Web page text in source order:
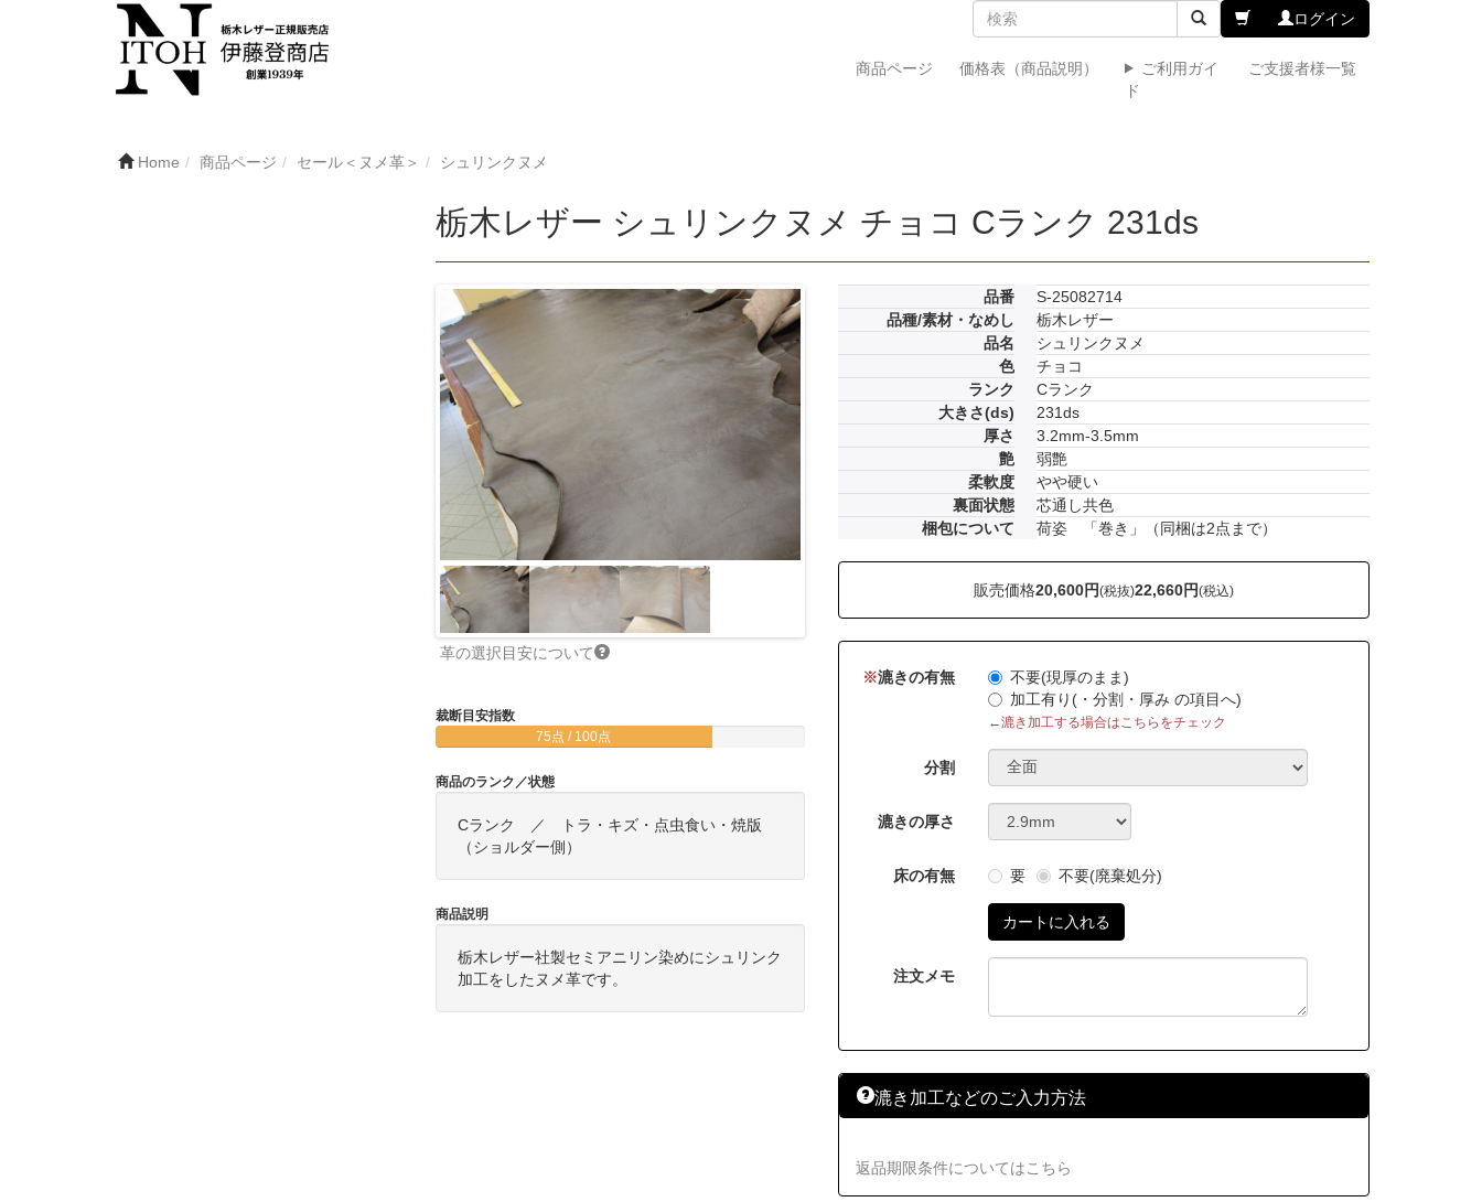
ログイン
商品ページ 価格表（商品説明）
ご利用ガイ
ド
ご支援者様一覧
Home 商品ページ セール＜ヌメ革＞ シュリンクヌメ
栃木レザー シュリンクヌメ チョコ Cランク 231ds
革の選択目安について
裁断目安指数
75点 / 100点
商品のランク／状態
Cランク ／ トラ・キズ・点虫食い・焼版
（ショルダー側）
商品説明
栃木レザー社製セミアニリン染めにシュリンク
加工をしたヌメ革です。
品番
S-25082714
品種/素材・なめし
栃木レザー
品名
シュリンクヌメ
色
チョコ
ランク
Cランク
大きさ(ds)
231ds
厚さ
3.2mm-3.5mm
艶
弱艶
柔軟度
やや硬い
裏面状態
芯通し共色
梱包について
荷姿 「巻き」（同梱は2点まで）
販売価格20,600円(税抜)22,660円(税込)
※漉きの有無
不要(現厚のまま)
加工有り(・分割・厚み の項目へ)
←漉き加工する場合はこちらをチェック
分割
漉きの厚さ
床の有無 要 不要(廃棄処分)
注文メモ
漉き加工などのご入力方法
返品期限条件についてはこちら